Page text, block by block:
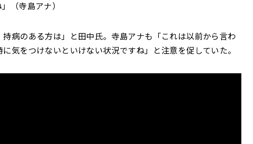
（寺島アナ）
持病のある方は」と田中氏。寺島アナも「これは以前から言わ
気をつけないといけない状況ですね」と注意を促していた。